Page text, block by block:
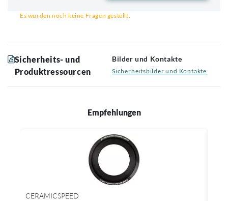
Es wurden noch keine Fragen gestellt.
Sicherheits- und
Produktressourcen
Bilder und Kontakte
Sicherheitsbilder und Kontakte
Empfehlungen
CERAMICSPEED